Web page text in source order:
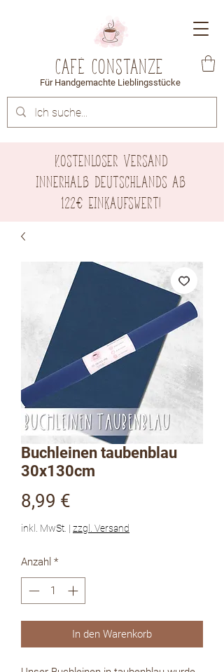
Café Constanze
Für Handgemachte Lieblingsstücke
Kostenloser Versand
innerhalb Deutschlands ab
122€ Einkaufswert!
Buchleinen taubenblau
30x130cm
8,99 €
inkl. MwSt. | zzgl. Versand
Anzahl *
In den Warenkorb